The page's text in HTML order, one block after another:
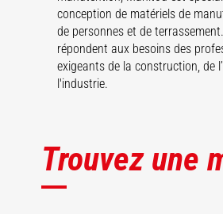
conception de matériels de
de personnes et de
répondent aux besoins des
exigeants de la construction, de
l'industrie.
Trouvez une